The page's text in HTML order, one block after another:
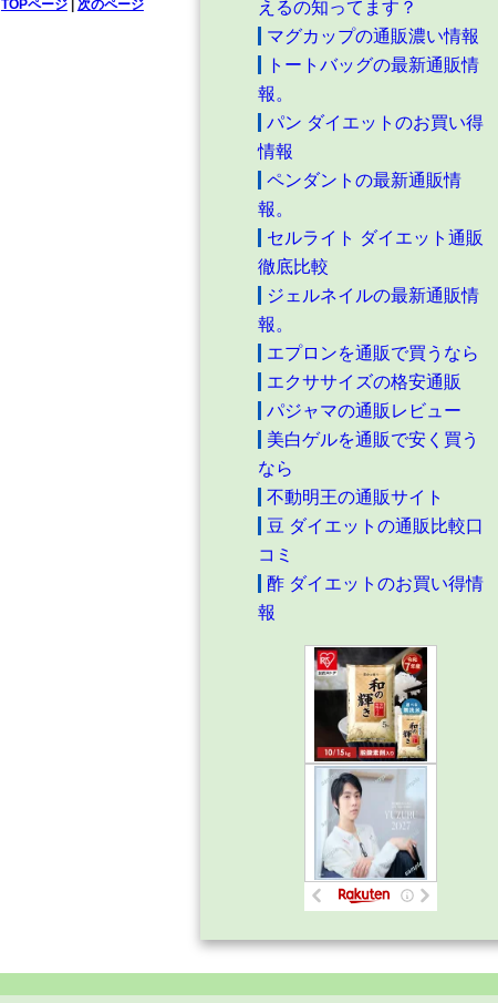
TOPページ| 次のページ
えるの知ってます？
マグカップの通販濃い情報
トートバッグの最新通販情
報。
パン ダイエットのお買い得
情報
ペンダントの最新通販情
報。
セルライト ダイエット通販
徹底比較
ジェルネイルの最新通販情
報。
エプロンを通販で買うなら
エクササイズの格安通販
パジャマの通販レビュー
美白ゲルを通販で安く買う
なら
不動明王の通販サイト
豆 ダイエットの通販比較口
コミ
酢 ダイエットのお買い得情
報